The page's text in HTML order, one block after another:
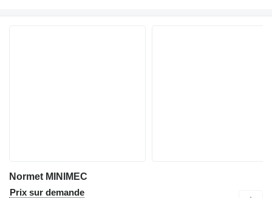
Normet MINIMEC
Prix sur demande